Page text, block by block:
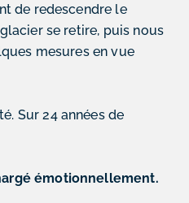
de redescendre le
se retire, puis nous
mesures en vue
Sur 24 années de
émotionnellement.